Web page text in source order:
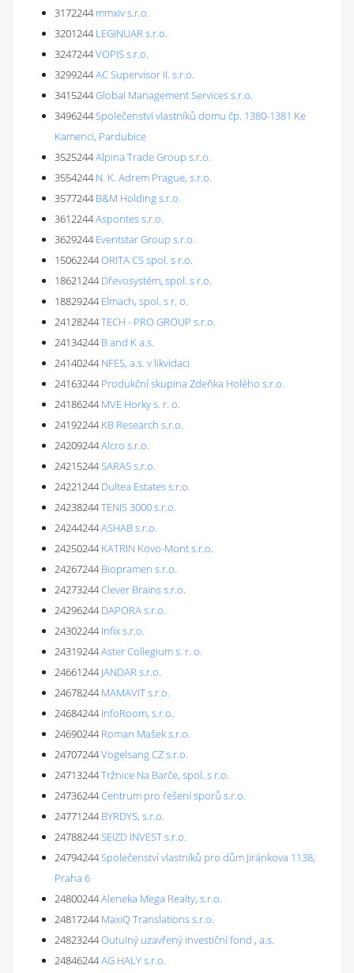
3172244 mmxiv s.r.o.
3201244 LEGINUAR s.r.o.
3247244VOPIS s.r.o.
3299244AC Supervisor II. s.r.o.
3415244Global Management Services s.r.o.
3496244Společenství vlastníků domu čp. 1380-1381 Ke
Kamenci, Pardubice
3525244Alpina Trade Group s.r.o.
3554244 N. K. Adrem Prague, s.r.o.
3577244 B&M Holding s.r.o.
3612244Aspontes s.r.o.
3629244 Eventstar Group s.r.o.
15062244ORITA CS spol. s r.o.
18621244 Dřevosystém, spol. s r.o.
18829244 Elmach, spol. s r. o.
24128244TECH - PRO GROUP s.r.o.
24134244 B and K a.s.
24140244 NFES, a.s. v likvidaci
24163244 Produkční skupina Zdeňka Holého s.r.o.
24186244 MVE Horky s. r. o.
24192244 KB Research s.r.o.
24209244Alcro s.r.o.
24215244SARAS s.r.o.
24221244 Dultea Estates s.r.o.
24238244TENIS 3000 s.r.o.
24244244ASHAB s.r.o.
24250244 KATRIN Kovo-Mont s.r.o.
24267244 Biopramen s.r.o.
24273244Clever Brains s.r.o.
24296244 DAPORA s.r.o.
24302244 Infix s.r.o.
24319244Aster Collegium s. r. o.
24661244 JANDAR s.r.o.
24678244 MAMAVIT s.r.o.
24684244 InfoRoom, s.r.o.
24690244 Roman Mašek s.r.o.
24707244Vogelsang CZ s.r.o.
24713244Tržnice Na Barče, spol. s r.o.
24736244Centrum pro řešení sporů s.r.o.
24771244 BYRDYS, s.r.o.
24788244SEIZD INVEST s.r.o.
24794244Společenství vlastníků pro dům Jiránkova 1138,
Praha 6
24800244Aleneka Mega Realty, s.r.o.
24817244 MaxiQ Translations s.r.o.
24823244Outulný uzavřený investiční fond , a.s.
24846244AG HALY s.r.o.